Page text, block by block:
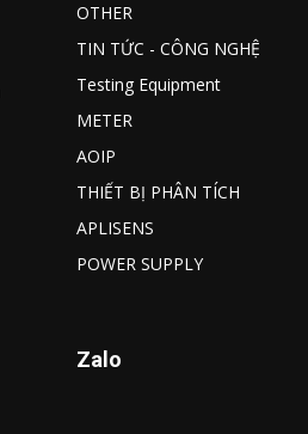
OTHER
TIN TỨC - CÔNG NGHỆ
Testing Equipment
METER
AOIP
THIẾT BỊ PHÂN TÍCH
APLISENS
POWER SUPPLY
Zalo